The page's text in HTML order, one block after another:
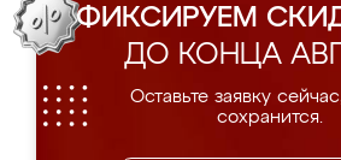
ФИКСИРУЕМ
ДО КОНЦА
Оставьте заявку
сохранится.